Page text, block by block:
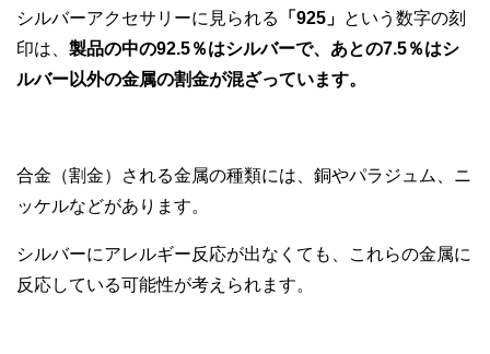
シルバーアクセサリーに見られる 「925」 という数字の刻
印は、 製品の中の92.5％はシルバーで、あとの7.5％はシ
ルバー以外の金属の割金が混ざっています。
合金（割金）される金属の種類には、銅やパラジュム、ニ
ッケルなどがあります。
シルバーにアレルギー反応が出なくても、これらの金属に
反応している可能性が考えられます。